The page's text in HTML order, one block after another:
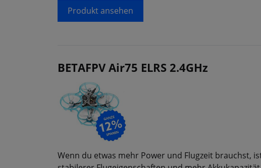
Produkt ansehen
BETAFPV Air75 ELRS 2.4GHz
Wenn du etwas mehr Power und Flugzeit brauchst,